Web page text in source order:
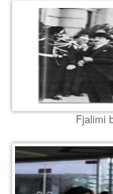
Fjalimi